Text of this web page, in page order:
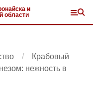
и
области
Крабовый
нежность в